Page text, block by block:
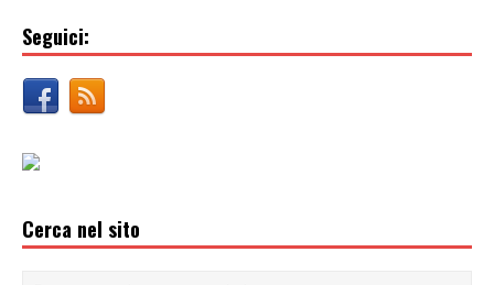
Seguici:
Cerca nel sito